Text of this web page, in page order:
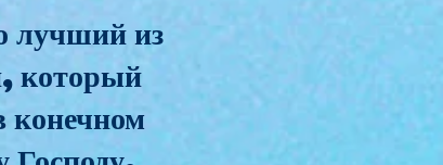
лучший из
который
конечном